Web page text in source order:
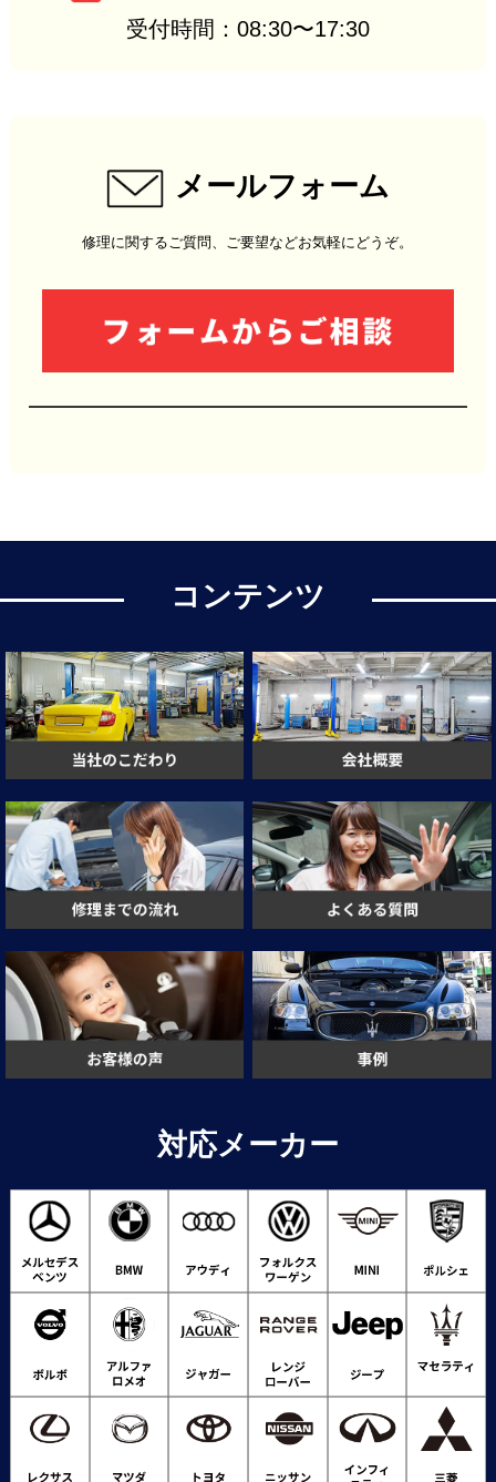
受付時間：08:30〜17:30
メールフォーム
修理に関するご質問、ご要望などお気軽にどうぞ。
コンテンツ
対応メーカー